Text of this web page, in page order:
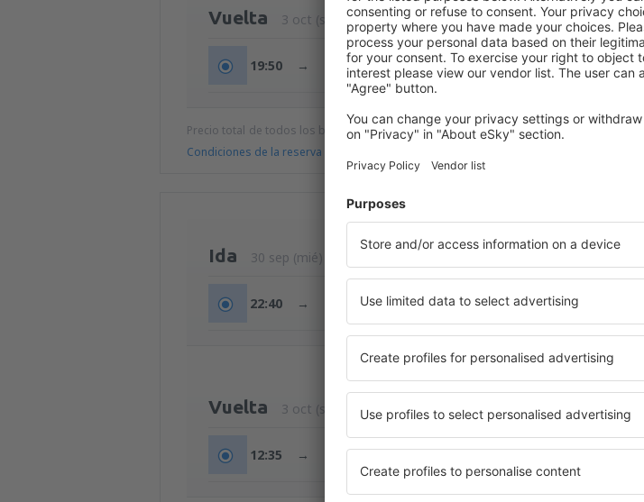
Vuelta 3 oct (sáb) FCO
19:50 → 22:00 Duración total del viaje: 2h 10min
Precio total de todos los billetes (tasa de servicio no incluida34EURpor pasajero)
Condiciones de la reserva
Ida 30 sep (mié)
22:40 → +1d Duración total del viaje: 2h 5min
Vuelta 3 oct (sáb) FCO
12:35 → 14:45 Duración total del viaje: 2h 10min